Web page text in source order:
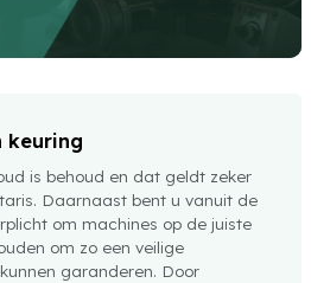
keuring
is behoud en dat geldt zeker
Daarnaast bent u vanuit de
om machines op de juiste
om zo een veilige
garanderen. Door